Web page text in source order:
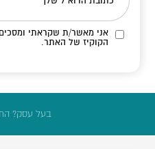
אני מאשר/ת שקראתי
הקוקיז של האתר.
בעל עסק?